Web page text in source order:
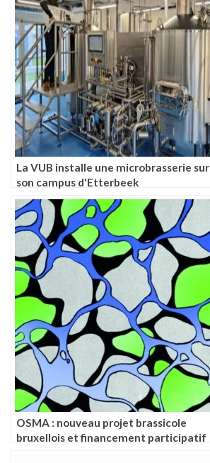
La VUB installe une microbrasserie sur
son campus d'Etterbeek
OSMA : nouveau projet brassicole
bruxellois et financement participatif